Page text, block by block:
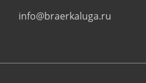
info@braerkaluga.ru